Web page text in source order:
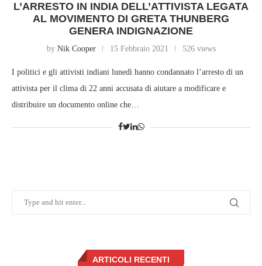
L’ARRESTO IN INDIA DELL’ATTIVISTA LEGATA
AL MOVIMENTO DI GRETA THUNBERG
GENERA INDIGNAZIONE
by Nik Cooper 15 Febbraio 2021 526 views
I politici e gli attivisti indiani lunedì hanno condannato l’arresto di un
attivista per il clima di 22 anni accusata di aiutare a modificare e
distribuire un documento online che…
ARTICOLI RECENTI